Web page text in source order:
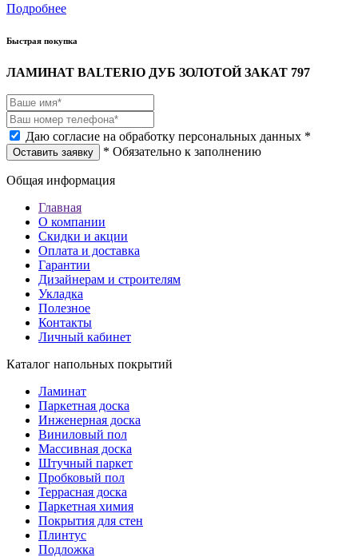
Подробнее
Быстрая покупка
ЛАМИНАТ BALTERIO ДУБ ЗОЛОТОЙ ЗАКАТ 797
Даю согласие на обработку персональных данных *
Оставить заявку * Обязательно к заполнению
Общая информация
Главная
О компании
Скидки и акции
Оплата и доставка
Гарантии
Дизайнерам и строителям
Укладка
Полезное
Контакты
Личный кабинет
Каталог напольных покрытий
Ламинат
Паркетная доска
Инженерная доска
Виниловый пол
Массивная доска
Штучный паркет
Пробковый пол
Террасная доска
Паркетная химия
Покрытия для стен
Плинтус
Подложка